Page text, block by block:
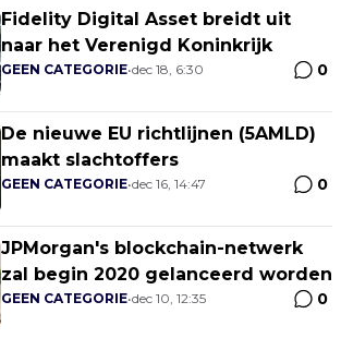
Fidelity Digital Asset breidt uit
naar het Verenigd Koninkrijk
GEEN CATEGORIE•dec 18, 6:30 0
De nieuwe EU richtlijnen (5AMLD)
maakt slachtoffers
GEEN CATEGORIE•dec 16, 14:47 0
JPMorgan's blockchain-netwerk
zal begin 2020 gelanceerd worden
GEEN CATEGORIE•dec 10, 12:35 0